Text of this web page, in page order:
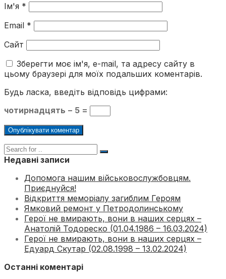
Ім'я *
Email *
Сайт
Зберегти моє ім'я, e-mail, та адресу сайту в
цьому браузері для моїх подальших коментарів.
Будь ласка, введіть відповідь цифрами:
чотирнадцять − 5 =
Недавні записи
Допомога нашим військовослужбовцям.
Приєднуйся!
Відкриття меморіалу загиблим Героям
Ямковий ремонт у Петродолинському
Герої не вмирають, вони в наших серцях –
Анатолій Тодореско (01.04.1986 – 16.03.2024)
Герої не вмирають, вони в наших серцях –
Едуард Скутар (02.08.1998 – 13.02.2024)
Останні коментарі